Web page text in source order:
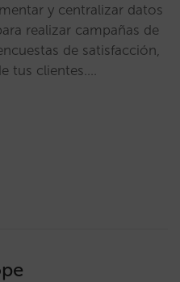
y centralizar datos
realizar campañas de
de satisfacción,
tus clientes.…